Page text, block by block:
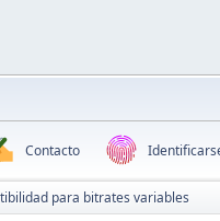
Contacto
para bitrates variables